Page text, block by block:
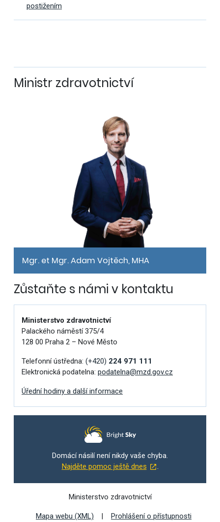
postižením
Ministr zdravotnictví
Mgr. et Mgr. Adam Vojtěch, MHA
Zůstaňte s námi v kontaktu
Ministerstvo zdravotnictví
Palackého náměstí 375/4
128 00 Praha 2 – Nové Město
Telefonní ústředna: (+420) 224 971 111
Elektronická podatelna: podatelna@mzd.gov.cz
Úřední hodiny a další informace
Domácí násilí není nikdy vaše chyba.
Najděte pomoc ještě dnes
.
Ministerstvo zdravotnictví
Mapa webu (XML) Prohlášení o přístupnosti